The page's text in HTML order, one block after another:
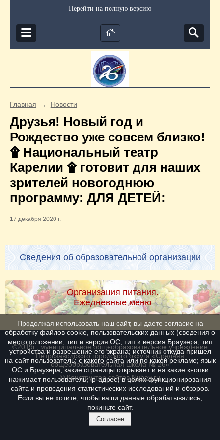
Перейти на полную версию
Главная → Новости
Друзья! Новый год и
Рождество уже совсем близко!
۩ Национальный театр
Карелии ۩ готовит для наших
зрителей новогоднюю
программу: ДЛЯ ДЕТЕЙ:
17 декабря 2020 г.
Сведения об образовательной организации
Организация питания.
Ежедневные меню
©2019г., муниципальное общеобразовательное учреждение
Петрозаводского городского округа «Средняя
общеобразовательная школа № 26»
© Конструктор сайтовNubex.ru
Продолжая использовать наш сайт, вы даете согласие на
обработку файлов cookie, пользовательских данных (сведения о
местоположении; тип и версия ОС; тип и версия Браузера; тип
устройства и разрешение его экрана; источник откуда пришел
на сайт пользователь; с какого сайта или по какой рекламе; язык
ОС и Браузера; какие страницы открывает и на какие кнопки
нажимает пользователь; ip-адрес) в целях функционирования
сайта и проведения статистических исследований и обзоров.
Если вы не хотите, чтобы ваши данные обрабатывались,
покиньте сайт.
Согласен